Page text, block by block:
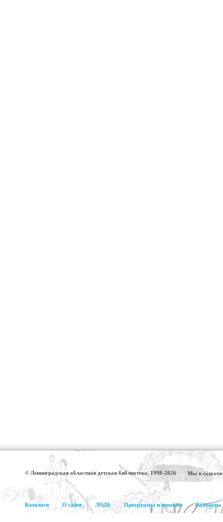
© Ленинградская областная детская библиотека, 1998-2026 Мы в
Каталоги О сайте ЛОДБ Программы и проекты Контакты